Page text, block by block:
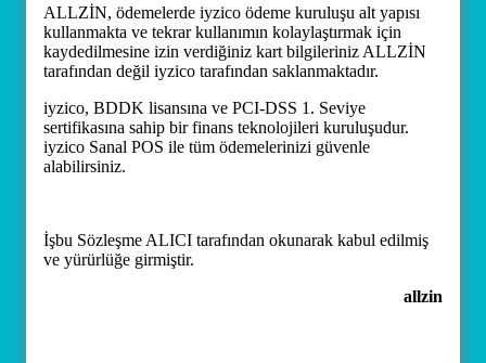
ALLZİN, ödemelerde iyzico ödeme kuruluşu alt yapısı
kullanmakta ve tekrar kullanımın kolaylaştırmak için
kaydedilmesine izin verdiğiniz kart bilgileriniz ALLZİN
tarafından değil iyzico tarafından saklanmaktadır.
iyzico, BDDK lisansına ve PCI-DSS 1. Seviye
sertifikasına sahip bir finans teknolojileri kuruluşudur.
iyzico Sanal POS ile tüm ödemelerinizi güvenle
alabilirsiniz.
İşbu Sözleşme ALICI tarafından okunarak kabul edilmiş
ve yürürlüğe girmiştir.
allzin